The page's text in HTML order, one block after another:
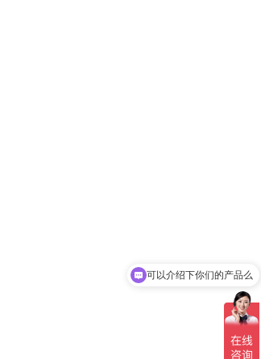
可以介绍下你们的产品么